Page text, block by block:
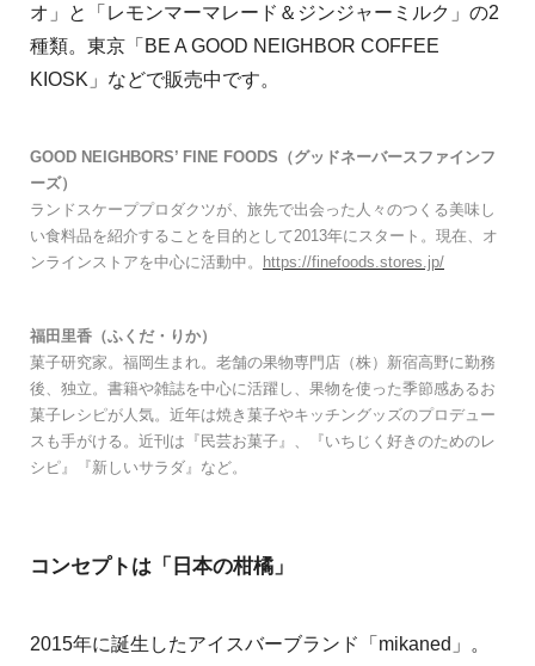
オ」と「レモンマーマレード＆ジンジャーミルク」の2
種類。東京「BE A GOOD NEIGHBOR COFFEE
KIOSK」などで販売中です。
GOOD NEIGHBORS’ FINE FOODS（グッドネーバースファインフ
ーズ）
ランドスケーププロダクツが、旅先で出会った人々のつくる美味し
い食料品を紹介することを目的として2013年にスタート。現在、オ
ンラインストアを中心に活動中。
https://finefoods.stores.jp/
福田里香（ふくだ・りか）
菓子研究家。福岡生まれ。老舗の果物専門店（株）新宿高野に勤務
後、独立。書籍や雑誌を中心に活躍し、果物を使った季節感あるお
菓子レシピが人気。近年は焼き菓子やキッチングッズのプロデュー
スも手がける。近刊は『民芸お菓子』、『いちじく好きのためのレ
シピ』『新しいサラダ』など。
コンセプトは「日本の柑橘」
2015年に誕生したアイスバーブランド「mikaned」。